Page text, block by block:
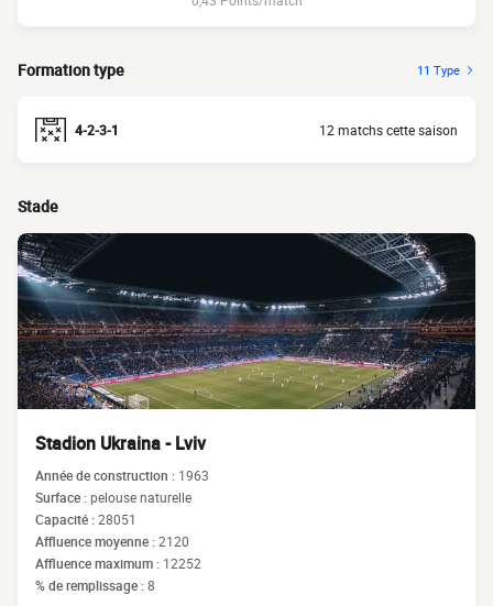
Formation type 11 Type
4-2-3-1 12 matchs cette saison
Stade
Stadion Ukraina - Lviv
Année de construction : 1963
Surface :pelouse naturelle
Capacité :28051
Affluence moyenne :2120
Affluence maximum : 12252
% de remplissage :8